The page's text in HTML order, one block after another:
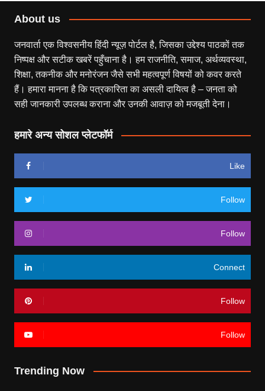
About us
जनवार्ता एक विश्वसनीय हिंदी न्यूज़ पोर्टल है, जिसका उद्देश्य पाठकों तक
निष्पक्ष और सटीक खबरें पहुँचाना है। हम राजनीति, समाज, अर्थव्यवस्था,
शिक्षा, तकनीक और मनोरंजन जैसे सभी महत्वपूर्ण विषयों को कवर करते
हैं। हमारा मानना है कि पत्रकारिता का असली दायित्व है – जनता को
सही जानकारी उपलब्ध कराना और उनकी आवाज़ को मजबूती देना।
हमारे अन्य सोशल प्लेटफॉर्म
Like
Follow
Follow
Connect
Follow
Follow
Trending Now